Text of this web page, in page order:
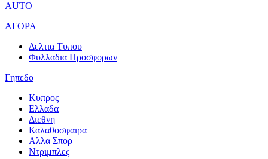
AUTO
ΑΓΟΡΑ
Δελτια Τυπου
Φυλλαδια Προσφορων
Γηπεδο
Κυπρος
Ελλαδα
Διεθνη
Καλαθοσφαιρα
Αλλα Σπορ
Ντριμπλες